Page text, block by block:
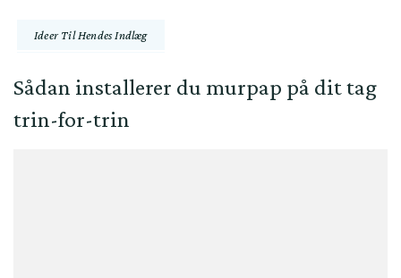
Ideer Til Hendes Indlæg
Sådan installerer du murpap på dit tag
trin-for-trin